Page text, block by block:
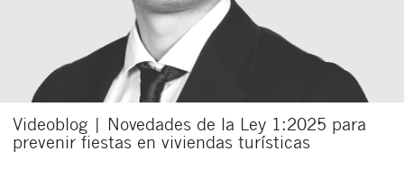
Videoblog | Novedades de la Ley 1:2025 para
prevenir fiestas en viviendas turísticas